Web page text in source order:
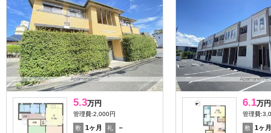
5.3万円
管理費:2,000円
敷 1ヶ月 礼
－
6.1万円
管理費
敷
1ヶ月